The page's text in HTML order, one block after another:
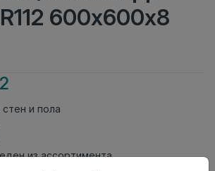
600х600х8
и пола
из ассортимента